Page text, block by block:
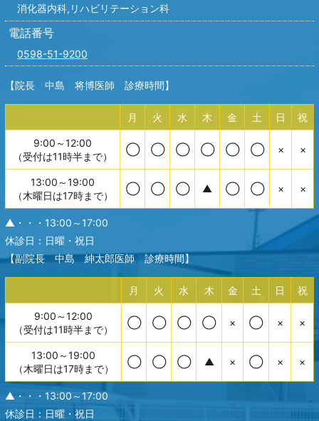
消化器内科,リハビリテーション科
電話番号
0598-51-9200
【院長 中島 将博医師 診療時間】
月 火 水 木 金 土 日 祝
9:00～12:00
（受付は11時半まで）
◯ ◯ ◯ ◯ ◯ ◯ × ×
13:00～19:00
（木曜日は17時まで）
◯ ◯ ◯ ▲ ◯ ◯ × ×
▲・・・13:00～17:00
休診日：日曜・祝日
【副院長 中島 紳太郎医師 診療時間】
月 火 水 木 金 土 日 祝
9:00～12:00
（受付は11時半まで）
◯ ◯ ◯ ◯ × ◯ × ×
13:00～19:00
（木曜日は17時まで）
◯ ◯ ◯ ▲ × ◯ × ×
▲・・・13:00～17:00
休診日：日曜・祝日